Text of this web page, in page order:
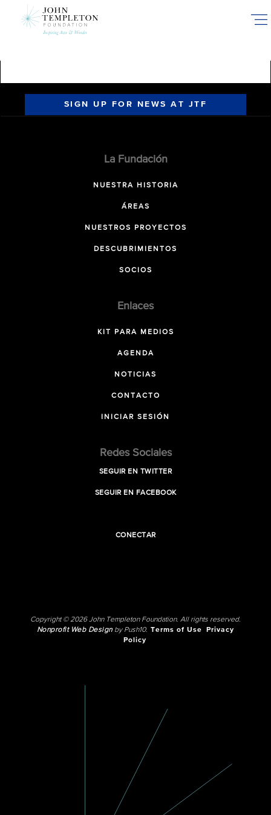
SIGN UP FOR NEWS AT JTF
La Fundación
NUESTRA HISTORIA
ÁREAS
NUESTROS PROYECTOS
DESCUBRIMIENTOS
SOCIOS
Enlaces
KIT PARA MEDIOS
AGENDA
NOTICIAS
CONTACTO
INICIAR SESIÓN
Redes Sociales
SEGUIR EN TWITTER
SEGUIR EN FACEBOOK
CONECTAR
Copyright © 2026 John Templeton Foundation. All rights reserved.
Nonprofit Web Designby Push10. Terms of Use
Privacy
Policy